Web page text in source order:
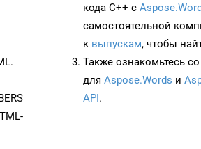
кода C++ с
самостоятельной
к выпускам, чтобы
Также ознакомьтесь
для Aspose.Words и
API.